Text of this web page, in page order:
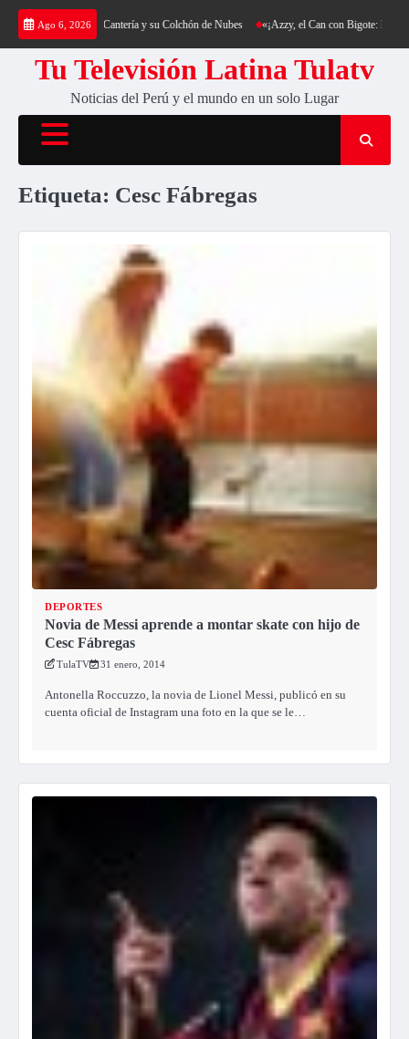
Saltar
contenido
Ago 6, 2026
Trekking al Cerro Cantería y su Colchón de Nubes «¡Azzy, el Can con Bigote: La
Tu Televisión Latina Tulatv
Noticias del Perú y el mundo en un solo Lugar
Etiqueta: Cesc Fábregas
DEPORTES
Novia de Messi aprende a montar skate con hijo de
Cesc Fábregas
TulaTV 31 enero, 2014
Antonella Roccuzzo, la novia de Lionel Messi, publicó en su
cuenta oficial de Instagram una foto en la que se le…